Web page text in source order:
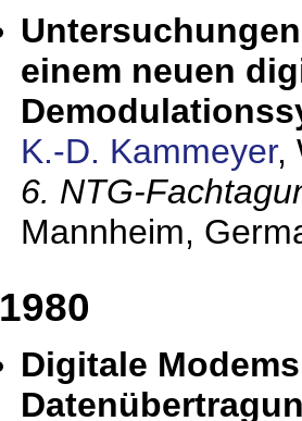
einem neuen
K.-D. Kammeyer,
6. NTG-
Mannheim,
1980
Digitale